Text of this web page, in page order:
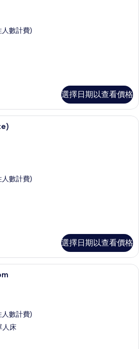
人數計費)
選擇日期以查看價格
頂級頂樓客房 (Park Suite) | 起居區 |
人數計費)
選擇日期以查看價格
Family Connecting Room | 高級寢具
人數計費)
人床